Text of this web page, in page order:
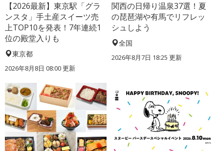
【2026最新】東京駅「グラ
ンスタ」手土産スイーツ売
上TOP10を発表！7年連続1
位の殿堂入りも
東京都
2026年8月8日 08:00更新
関西の日帰り温泉37選！夏
の琵琶湖や有馬でリフレッ
シュしよう
全国
2026年8月7日 18:25 更新